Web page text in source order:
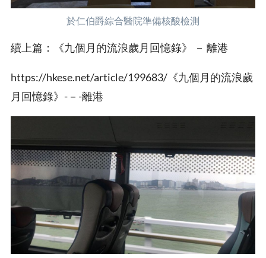
於仁伯爵綜合醫院準備核酸檢測
續上篇：《九個月的流浪歲月回憶錄》 － 離港
https://hkese.net/article/199683/《九個月的流浪歲
月回憶錄》-－-離港